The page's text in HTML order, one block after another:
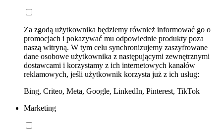
Za zgodą użytkownika będziemy również informować go o
promocjach i pokazywać mu odpowiednie produkty poza
naszą witryną. W tym celu synchronizujemy zaszyfrowane
dane osobowe użytkownika z następującymi zewnętrznymi
dostawcami i korzystamy z ich internetowych kanałów
reklamowych, jeśli użytkownik korzysta już z ich usług:
Bing, Criteo, Meta, Google, LinkedIn, Pinterest, TikTok
Marketing